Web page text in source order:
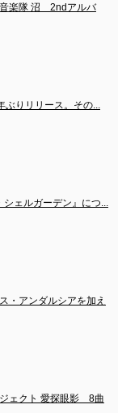
楽隊 沼　2ndアルバ
りリリース。その...
ェルガーデン』につ...
・アンダルシアを加え
ェクト 愛探眼影　8曲